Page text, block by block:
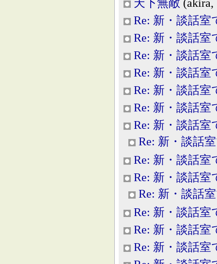
天下無敵 (akira,
Re: 新・談話室
Re: 新・談話室
Re: 新・談話室
Re: 新・談話室
Re: 新・談話室
Re: 新・談話室
Re: 新・談話室
Re: 新・談話
Re: 新・談話室
Re: 新・談話室
Re: 新・談話
Re: 新・談話室
Re: 新・談話室
Re: 新・談話室